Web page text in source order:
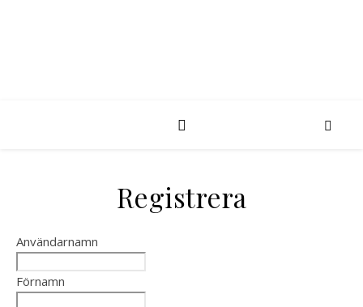
Registrera
Användarnamn
Förnamn